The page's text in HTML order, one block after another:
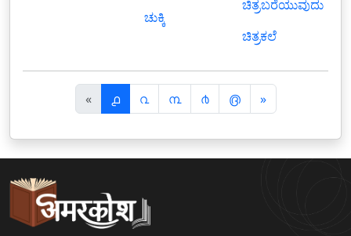
ಚುಕ್ಕಿ
ಚಿತ್ರಬರೆಯುವುದು
ಚಿತ್ರಕಲೆ
«पि
छ
ला
൧ ൨ ൩ ൪ ൫ »अ
ग
ला